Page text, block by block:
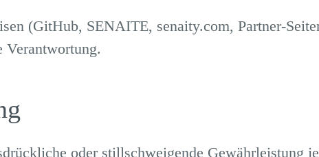
(GitHub, SENAITE, senaity.com, Partner-
Verantwortung.
oder stillschweigende Gewährleistung